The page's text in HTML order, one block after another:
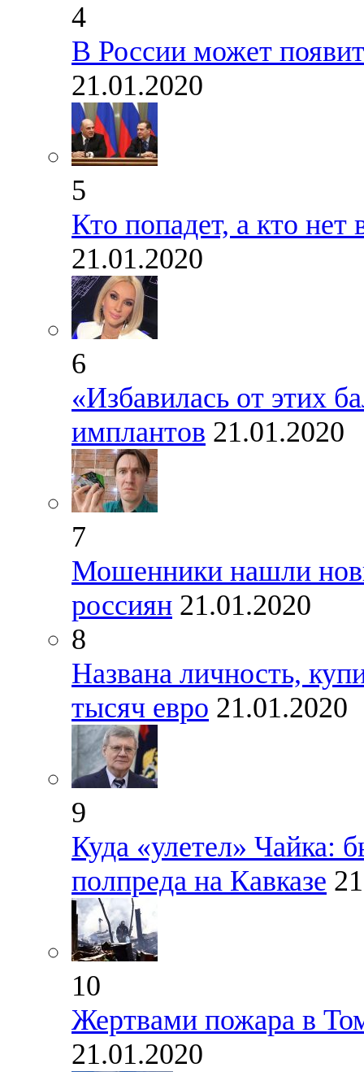
4
В России может
21.01.2020
5
Кто попадет, а кто
21.01.2020
6
«Избавилась от этих
имплантов 21.01.2020
7
Мошенники нашли
россиян 21.01.2020
8
Названа личность,
тысяч евро 21.01.2020
9
Куда «улетел» Чайка:
полпреда на Кавказе
10
Жертвами пожара в
21.01.2020